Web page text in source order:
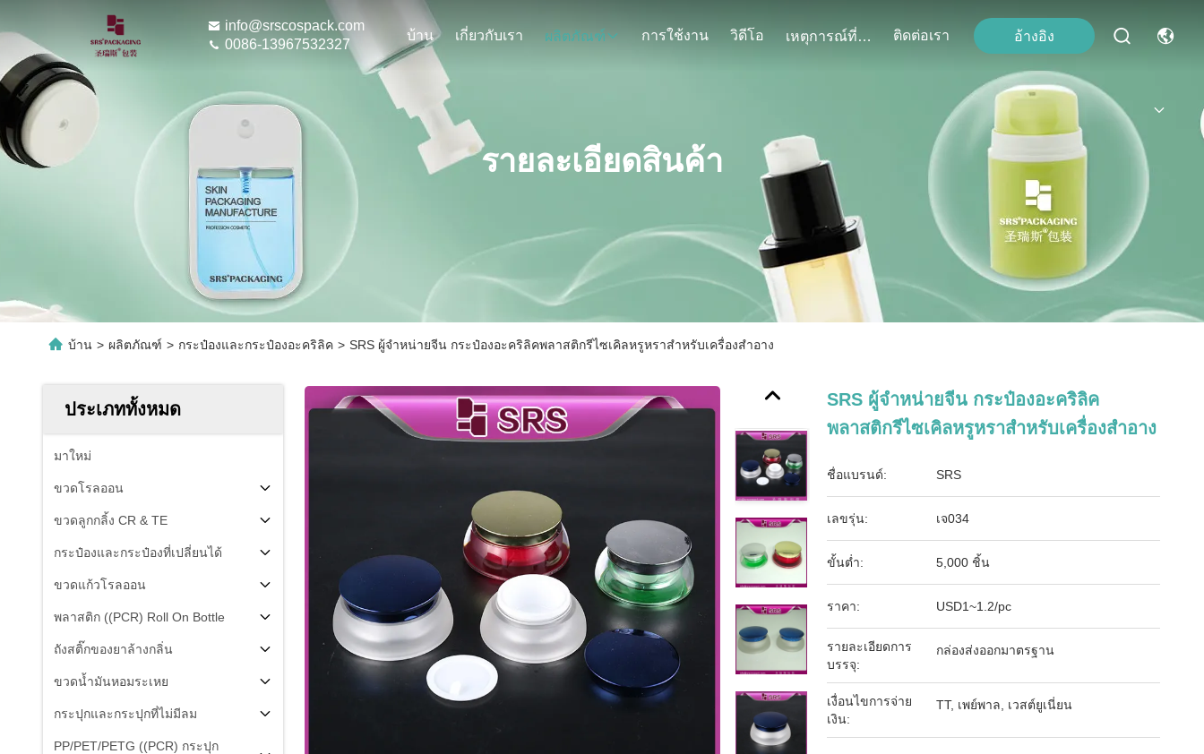
info@srscospack.com
0086-13967532327
บ้าน เกี่ยวกับเรา ผลิตภัณฑ์ การใช้งาน วิดีโอ เหตุการณ์ที่เกิดขึ้น ติดต่อเรา อ้างอิง
รายละเอียดสินค้า
บ้าน > ผลิตภัณฑ์ > กระป๋องและกระป๋องอะคริลิค > SRS ผู้จําหน่ายจีน กระป๋องอะคริลิคพลาสติกรีไซเคิลหรูหราสําหรับเครื่องสําอาง
ประเภททั้งหมด
มาใหม่
ขวดโรลออน
ขวดลูกกลิ้ง CR & TE
กระป๋องและกระป๋องที่เปลี่ยนได้
ขวดแก้วโรลออน
พลาสติก ((PCR) Roll On Bottle
ถังสติ๊กของยาล้างกลิ่น
ขวดน้ำมันหอมระเหย
กระปุกและกระปุกที่ไม่มีลม
PP/PET/PETG ((PCR) กระปุก
SRS ผู้จําหน่ายจีน กระป๋องอะคริลิค
พลาสติกรีไซเคิลหรูหราสําหรับเครื่องสําอาง
ชื่อแบรนด์: SRS
เลขรุ่น: เจ034
ขั้นต่ำ: 5,000 ชิ้น
ราคา: USD1~1.2/pc
รายละเอียดการ
บรรจุ:
กล่องส่งออกมาตรฐาน
เงื่อนไขการจ่าย
เงิน:
TT, เพย์พาล, เวสต์ยูเนี่ยน